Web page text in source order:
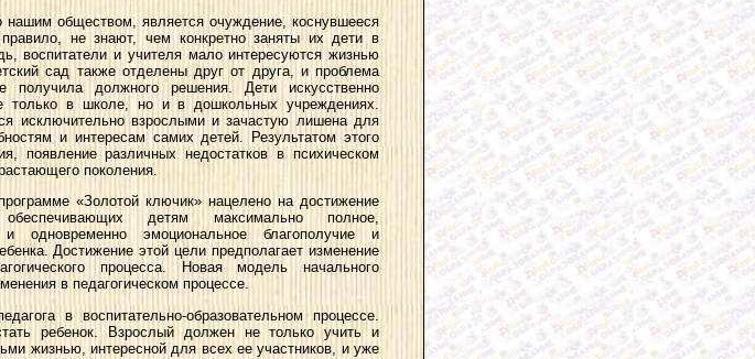
нашим обществом, является очуждение, коснувшееся
не знают, чем конкретно заняты их дети в
воспитатели и учителя мало интересуются жизнью
сад также отделены друг от друга, и проблема
получила должного решения. Дети искусственно
только в школе, но и в дошкольных учреждениях.
исключительно взрослыми и зачастую лишена для
и интересам самих детей. Результатом этого
появление различных недостатков в психическом
поколения.
«Золотой ключик» нацелено на достижение
детям максимально полное,
и одновременно эмоциональное благополучие и
Достижение этой цели предполагает изменение
процесса. Новая модель начального
в педагогическом процессе.
в воспитательно-образовательном процессе.
ребенок. Взрослый должен не только учить и
жизнью, интересной для всех ее участников, и уже